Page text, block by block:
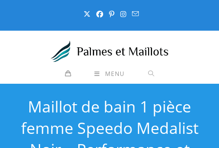
content
MENU
Maillot de bain 1 pièce
femme Speedo Medalist